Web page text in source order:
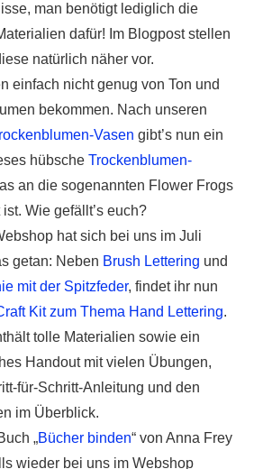
man benötigt lediglich die
dafür! Im Blogpost stellen
natürlich näher vor.
einfach nicht genug von Ton und
bekommen. Nach unseren
Vasen gibt’s nun ein
hübsche Trockenblumen-
an die sogenannten Flower Frogs
Wie gefällt’s euch?
hat sich bei uns im Juli
getan: Neben Brush Lettering und
mit der Spitzfeder, findet ihr nun
Kit zum Thema Hand Lettering.
tolle Materialien sowie ein
Handout mit vielen Übungen,
für-Schritt-Anleitung und den
im Überblick.
„Bücher binden“ von Anna Frey
wieder bei uns im Webshop